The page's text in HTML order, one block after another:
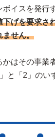
イスを発行
下げを要求さ
ません。
かはその事業
と「2」のい